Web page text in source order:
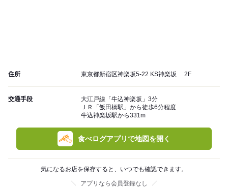
住所 東京都新宿区神楽坂5-22 KS神楽坂 2F
交通手段
大江戸線「牛込神楽坂」3分
ＪＲ「飯田橋駅」から徒歩6分程度
牛込神楽坂駅から331m
食べログアプリで地図を開く
気になるお店を保存すると、いつでも確認できます。
アプリなら会員登録なし